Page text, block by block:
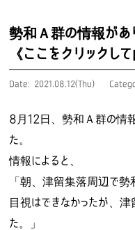
勢和Ａ群の情報があ
《ここをクリックし
Date: 2021.08.12(Thu)
8月12日、勢和Ａ群の情
た。
情報によると、
「朝、津留集落周辺で勢
目視はできなかったが、
た。」